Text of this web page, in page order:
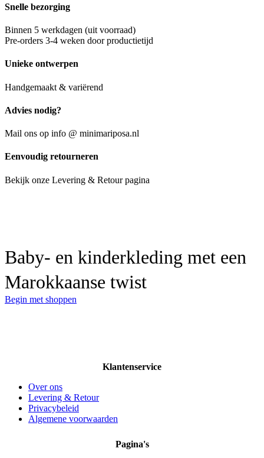
Snelle bezorging
Binnen 5 werkdagen (uit voorraad)
Pre-orders 3-4 weken door productietijd
Unieke ontwerpen
Handgemaakt & variërend
Advies nodig?
Mail ons op info @ minimariposa.nl
Eenvoudig retourneren
Bekijk onze Levering & Retour pagina
Baby- en kinderkleding met een
Marokkaanse twist
Begin met shoppen
Klantenservice
Over ons
Levering & Retour
Privacybeleid
Algemene voorwaarden
Pagina's